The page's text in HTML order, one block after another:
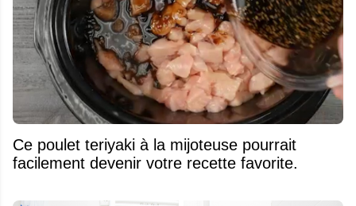
Ce poulet teriyaki à la mijoteuse pourrait
facilement devenir votre recette favorite.